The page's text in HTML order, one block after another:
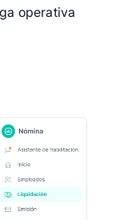
operativa